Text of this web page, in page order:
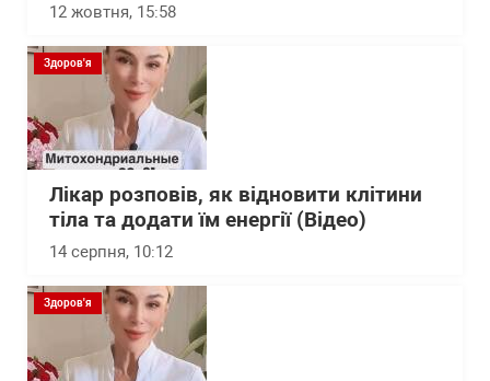
12 жовтня, 15:58
Здоров'я
Лікар розповів, як відновити клітини
тіла та додати їм енергії (Відео)
14 серпня, 10:12
Здоров'я